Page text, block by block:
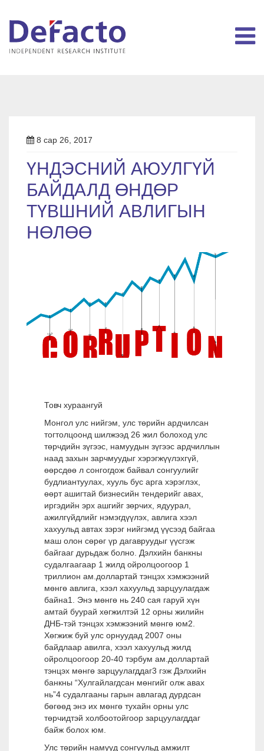
8 сар 26, 2017
ҮНДЭСНИЙ АЮУЛГҮЙ
БАЙДАЛД ӨНДӨР
ТҮВШНИЙ АВЛИГЫН
НӨЛӨӨ
Товч хураангуй
Монгол улс нийгэм, улс төрийн ардчилсан
тогтолцоонд шилжээд 26 жил болоход улс
төрчдийн зүгээс, намуудын зүгээс ардчиллын
наад захын зарчмуудыг хэрэгжүүлэхгүй,
өөрсдөө л сонгогдож байвал сонгуулийг
будлиантуулах, хууль бус арга хэрэглэх,
өөрт ашигтай бизнесийн тендерийг авах,
иргэдийн эрх ашгийг зөрчих, ядуурал,
ажилгүйдлийг нэмэгдүүлэх, авлига хээл
хахуульд автах зэрэг нийгэмд үүсээд байгаа
маш олон сөрөг үр дагавруудыг үүсгэж
байгааг дурьдаж болно. Дэлхийн банкны
судалгаагаар 1 жилд ойролцоогоор 1
триллион ам.доллартай тэнцэх хэмжээний
мөнгө авлига, хээл хахуульд зарцуулагдаж
байна1. Энэ мөнгө нь 240 сая гаруй хүн
амтай буурай хөгжилтэй 12 орны жилийн
ДНБ-тэй тэнцэх хэмжээний мөнгө юм2.
Хөгжиж буй улс орнуудад 2007 оны
байдлаар авилга, хээл хахуульд жилд
ойролцоогоор 20-40 тэрбум ам.доллартай
тэнцэх мөнгө зарцуулагддаг3 гэж Дэлхийн
банкны “Хулгайлагдсан мөнгийг олж авах
нь”4 судалгааны гарын авлагад дурдсан
бөгөөд энэ их мөнгө тухайн орны улс
төрчидтэй холбоотойгоор зарцуулагддаг
байж болох юм.
Улс төрийн намууд сонгуульд амжилт